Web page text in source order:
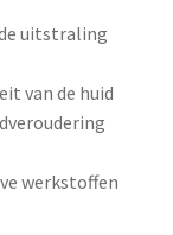
uitstraling
van de huid
werkstoffen